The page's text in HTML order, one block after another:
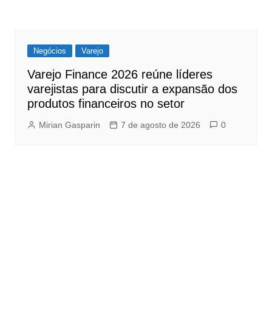
Negócios Varejo
Varejo Finance 2026 reúne líderes
varejistas para discutir a expansão dos
produtos financeiros no setor
Mirian Gasparin 7 de agosto de 2026 0